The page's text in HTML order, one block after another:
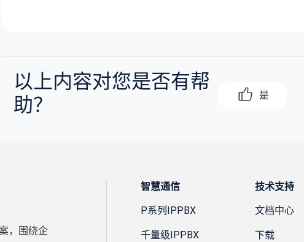
以上内容对您是否有帮
助？
是
，围绕企
智慧通信
P系列IPPBX
千量级IPPBX
技术支持
文档中心
下载